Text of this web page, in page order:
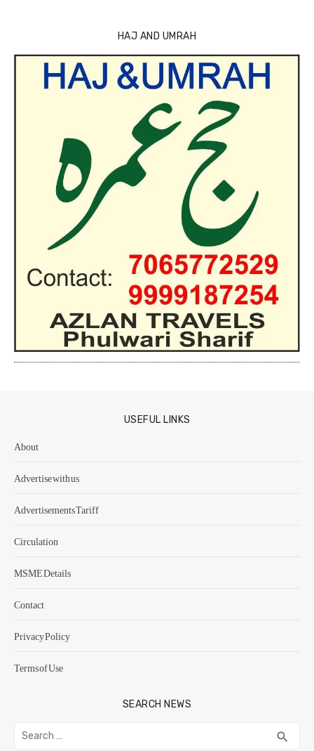
HAJ AND UMRAH
USEFUL LINKS
About
Advertise with us
Advertisements Tariff
Circulation
MSME Details
Contact
Privacy Policy
Terms of Use
SEARCH NEWS
Search search